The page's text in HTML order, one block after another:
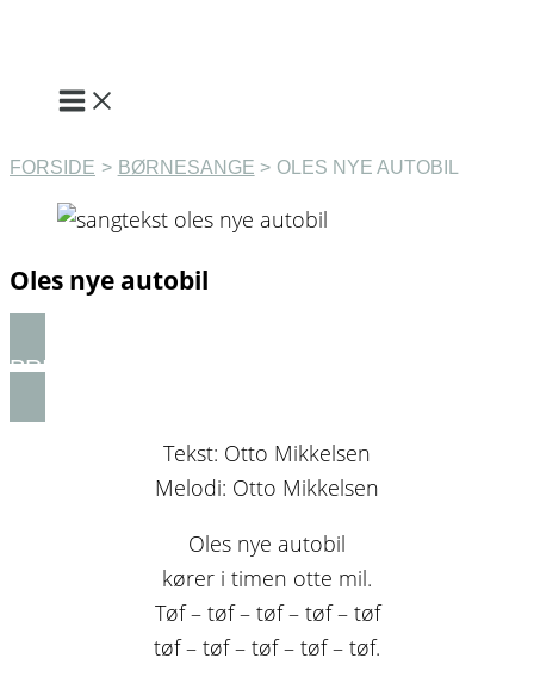
indholdet
FORSIDE BØRNESANGE OLES NYE AUTOBIL
Oles nye autobil
PRINT SANG
Tekst: Otto Mikkelsen
Melodi: Otto Mikkelsen
Oles nye autobil
kører i timen otte mil.
Tøf – tøf – tøf – tøf – tøf
tøf – tøf – tøf – tøf – tøf.